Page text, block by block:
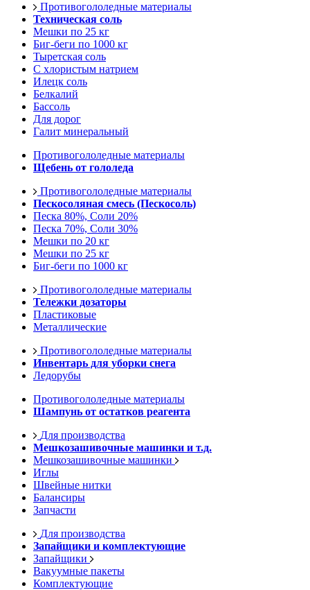
Противогололедные материалы
Техническая соль
Мешки по 25 кг
Биг-беги по 1000 кг
Тыретская соль
С хлористым натрием
Илецк соль
Белкалий
Бассоль
Для дорог
Галит минеральный
Противогололедные материалы
Щебень от гололеда
Противогололедные материалы
Пескосоляная смесь (Пескосоль)
Песка 80%, Соли 20%
Песка 70%, Соли 30%
Мешки по 20 кг
Мешки по 25 кг
Биг-беги по 1000 кг
Противогололедные материалы
Тележки дозаторы
Пластиковые
Металлические
Противогололедные материалы
Инвентарь для уборки снега
Ледорубы
Противогололедные материалы
Шампунь от остатков реагента
Для производства
Мешкозашивочные машинки и т.д.
Мешкозашивочные машинки
Иглы
Швейные нитки
Балансиры
Запчасти
Для производства
Запайщики и комплектующие
Запайщики
Вакуумные пакеты
Комплектующие